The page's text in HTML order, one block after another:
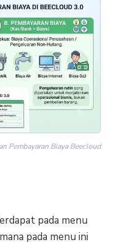
Pembayaran Biaya Beecloud
pada menu
pada menu ini